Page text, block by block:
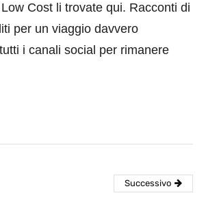
Cost li trovate qui. Racconti di
per un viaggio davvero
i canali social per rimanere
Successivo